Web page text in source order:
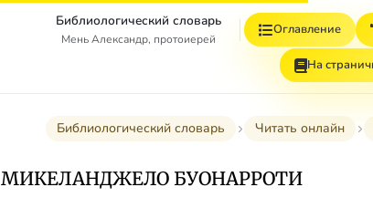
Библиологический словарь
Мень Александр, протоиерей
Оглавление
На
Библиологический словарь Читать онлайн
МИКЕЛАНДЖЕЛО БУОНАРРОТИ